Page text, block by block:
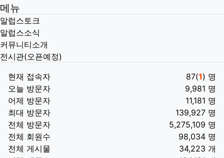
메뉴
알럽스토크
알럽스소식
커뮤니티소개
전시관(오픈예정)
현재 접속자
87(1) 명
오늘 방문자
9,981 명
어제 방문자
11,181 명
최대 방문자
139,927 명
전체 방문자
5,275,109 명
전체 회원수
98,034 명
전체 게시물
34,223 개